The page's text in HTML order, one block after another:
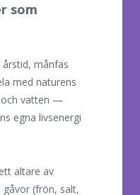
som
månfas
med naturens
och vatten —
egna livsenergi
altare av
(frön, salt,